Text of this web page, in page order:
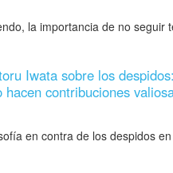
la importancia de no seguir
Iwata sobre los
contribuciones
en contra de los despidos